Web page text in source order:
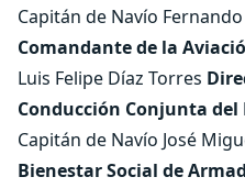
Capitán de Navío
Comandante de la
Luis Felipe Díaz Torres
Conducción Conjunta
Capitán de Navío José
Bienestar Social de